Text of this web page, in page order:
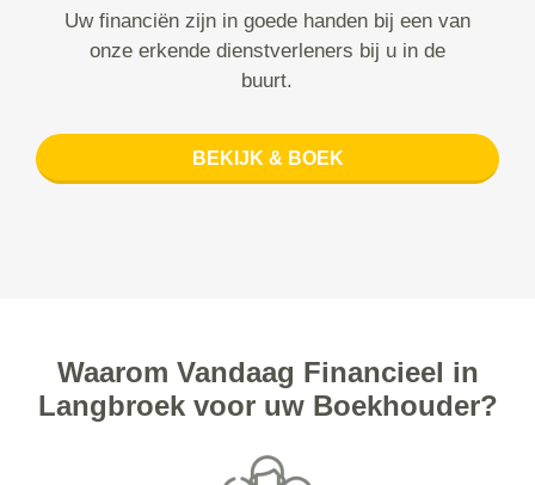
Uw financiën zijn in goede handen bij een van
onze erkende dienstverleners bij u in de
buurt.
BEKIJK & BOEK
Waarom Vandaag Financieel in
Langbroek voor uw Boekhouder?